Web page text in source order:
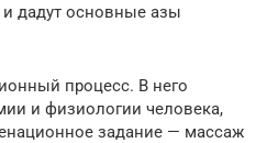
и дадут основные азы
процесс. В него
и физиологии человека,
задание — массаж